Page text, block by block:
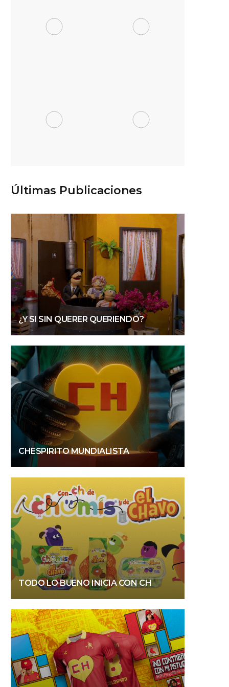
Últimas Publicaciones
¿Y SI SIN QUERER QUERIENDO?
CHESPIRITO MUNDIALISTA
TODO LO BUENO INICIA CON CH